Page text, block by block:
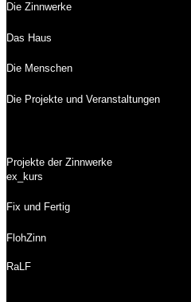
Die Zinnwerke
Das Haus
Die Menschen
Die Projekte und Veranstaltungen
Projekte der Zinnwerke
ex_kurs
Fix und Fertig
FlohZinn
RaLF